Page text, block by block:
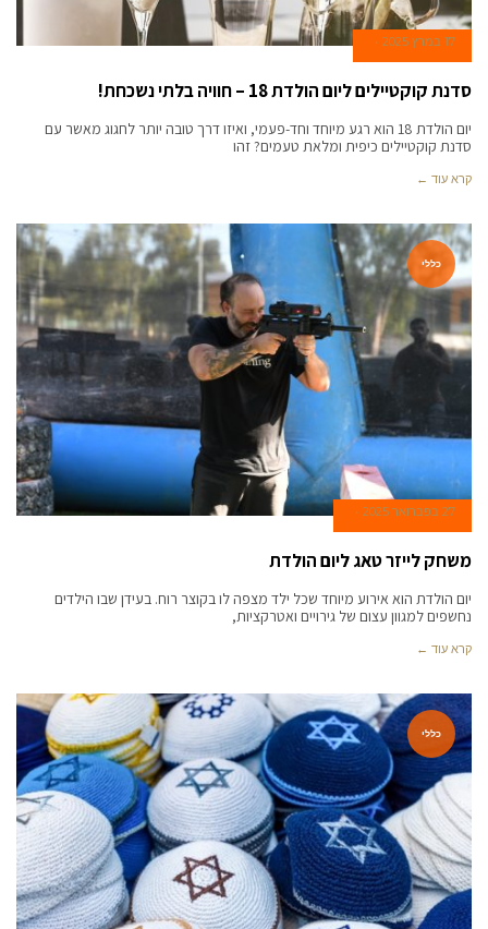
17 במרץ 2025
סדנת קוקטיילים ליום הולדת 18 – חוויה בלתי נשכחת!
יום הולדת 18 הוא רגע מיוחד וחד-פעמי, ואיזו דרך טובה יותר לחגוג מאשר עם
סדנת קוקטיילים כיפית ומלאת טעמים? זהו
קרא עוד ←
כללי
27 בפברואר 2025
משחק לייזר טאג ליום הולדת
יום הולדת הוא אירוע מיוחד שכל ילד מצפה לו בקוצר רוח. בעידן שבו הילדים
נחשפים למגוון עצום של גירויים ואטרקציות,
קרא עוד ←
כללי